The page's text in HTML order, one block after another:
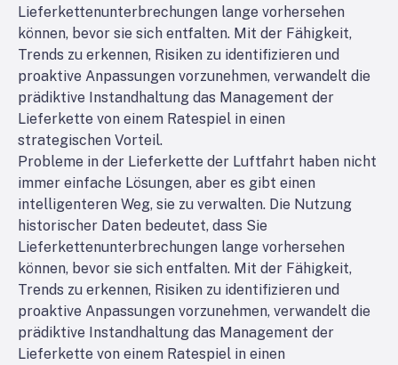
Lieferkettenunterbrechungen lange vorhersehen
können, bevor sie sich entfalten. Mit der Fähigkeit,
Trends zu erkennen, Risiken zu identifizieren und
proaktive Anpassungen vorzunehmen, verwandelt die
prädiktive Instandhaltung das Management der
Lieferkette von einem Ratespiel in einen
strategischen Vorteil.
Probleme in der Lieferkette der Luftfahrt haben nicht
immer einfache Lösungen, aber es gibt einen
intelligenteren Weg, sie zu verwalten. Die Nutzung
historischer Daten bedeutet, dass Sie
Lieferkettenunterbrechungen lange vorhersehen
können, bevor sie sich entfalten. Mit der Fähigkeit,
Trends zu erkennen, Risiken zu identifizieren und
proaktive Anpassungen vorzunehmen, verwandelt die
prädiktive Instandhaltung das Management der
Lieferkette von einem Ratespiel in einen